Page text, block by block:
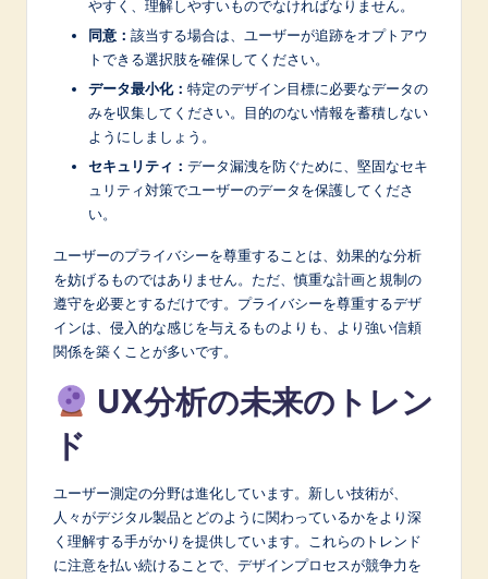
やすく、理解しやすいものでなければなりません。
同意： 該当する場合は、ユーザーが追跡をオプトアウ
トできる選択肢を確保してください。
データ最小化： 特定のデザイン目標に必要なデータの
みを収集してください。目的のない情報を蓄積しない
ようにしましょう。
セキュリティ： データ漏洩を防ぐために、堅固なセキ
ュリティ対策でユーザーのデータを保護してくださ
い。
ユーザーのプライバシーを尊重することは、効果的な分析
を妨げるものではありません。ただ、慎重な計画と規制の
遵守を必要とするだけです。プライバシーを尊重するデザ
インは、侵入的な感じを与えるものよりも、より強い信頼
関係を築くことが多いです。
UX分析の未来のトレン
ド
ユーザー測定の分野は進化しています。新しい技術が、
人々がデジタル製品とどのように関わっているかをより深
く理解する手がかりを提供しています。これらのトレンド
に注意を払い続けることで、デザインプロセスが競争力を